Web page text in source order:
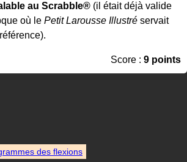
au Scrabble® (il était déjà valide
où le Petit Larousse Illustré servait
Score : 9 points
des flexions